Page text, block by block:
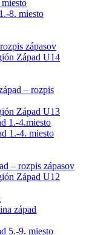
8. miesto
zápasov
Západ U14
– rozpis
Západ U13
1.-4.miesto
1.-4. miesto
– rozpis zápasov
Západ U12
západ
5.-9. miesto